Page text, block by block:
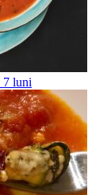
7 luni